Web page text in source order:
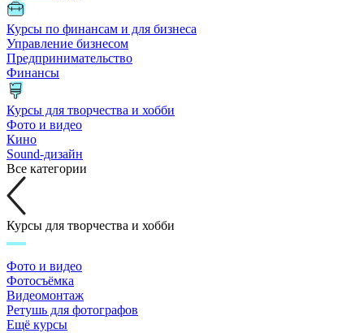
Курсы по финансам и для бизнеса
Управление бизнесом
Предпринимательство
Финансы
Курсы для творчества и хобби
Фото и видео
Кино
Sound-дизайн
Все категории
Курсы для творчества и хобби
Фото и видео
Фотосъёмка
Видеомонтаж
Ретушь для фотографов
Ещё курсы